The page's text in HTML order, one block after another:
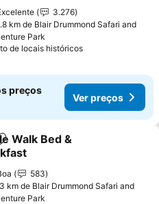
3.276
km de Blair Drummond Safari and
Park
de locais históricos
preços
Ver preços
aos favoritos
Walk Bed &
583
km de Blair Drummond Safari and
Park